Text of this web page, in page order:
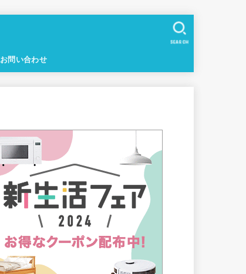
お問い合わせ
SEARCH